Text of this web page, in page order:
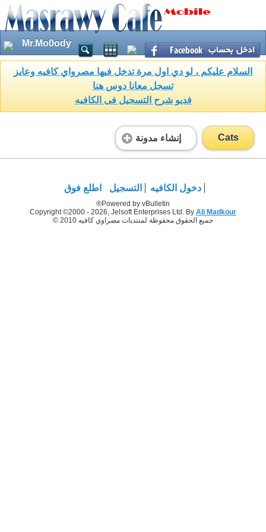
Mr.Mo0ody
السلام عليكم ، لو دي اول مرة تدخل فيها مصرواي كافيه وعايز
تسجل معانا دوس هنا
فديو شرح التسجيل فى الكافيه
إنشاء مدونة Cats
دخول الكافيه التسجيل اطلع فوق
Powered by vBulletin®
Copyright ©2000 - 2026, Jelsoft Enterprises Ltd. By Ali Madkour
جميع الحقوق محفوظة لمنتديات مصراوي كافيه 2010 ©